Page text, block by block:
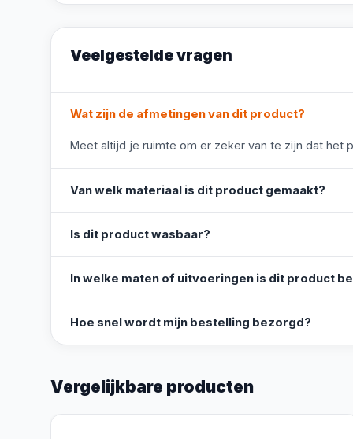
Veelgestelde vragen
Wat zijn de afmetingen van dit product?
Meet altijd je ruimte om er zeker van te zijn dat het
Van welk materiaal is dit product gemaakt?
Is dit product wasbaar?
In welke maten of uitvoeringen is dit product
Hoe snel wordt mijn bestelling bezorgd?
Vergelijkbare producten